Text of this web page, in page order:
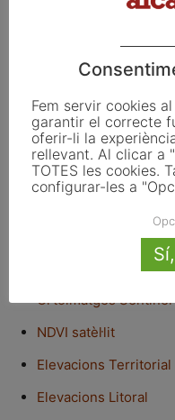
productes:
Base d’adreces
Adreces simplificat
Referencial
Ortofoto Territorial
Ortoimatges
NDVI satèl·lit
Elevacions Territorial
Elevacions Litoral
Fem servir cookies
garantir el correcte
oferir-li la
rellevant. Al clicar a
TOTES les cookies.
configurar-les a